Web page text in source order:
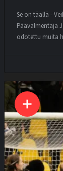
Se on täällä -
Päävalmentaja
odotettu muita